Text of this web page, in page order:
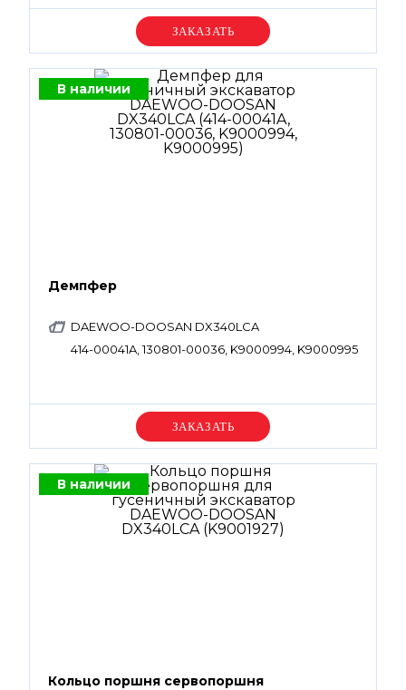
Уточняйте цену
В наличии
Демпфер
DAEWOO-DOOSAN DX340LCA
414-00041A, 130801-00036, K9000994, K9000995
Уточняйте цену
В наличии
Кольцо поршня сервопоршня